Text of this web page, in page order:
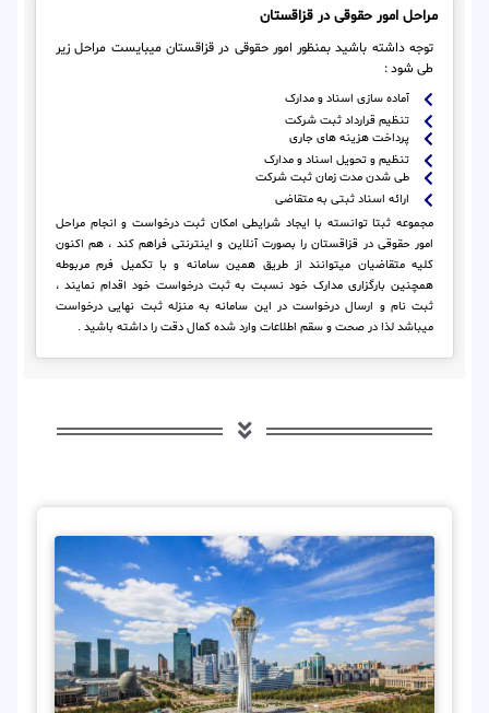
مراحل امور حقوقی در قزاقستان
توجه داشته باشید بمنظور امور حقوقی در قزاقستان میبایست مراحل زیر
طی شود :
آماده سازی اسناد و مدارک
تنظیم قرارداد ثبت شرکت
پرداخت هزینه های جاری
تنظیم و تحویل اسناد و مدارک
طی شدن مدت زمان ثبت شرکت
ارائه اسناد ثبتی به متقاضی
مجموعه ثبتا توانسته با ایجاد شرایطی امکان ثبت درخواست و انجام مراحل
امور حقوقی در قزاقستان را بصورت آنلاین و اینترنتی فراهم کند ، هم اکنون
کلیه متقاضیان میتوانند از طریق همین سامانه و با تکمیل فرم مربوطه
همچنین بارگزاری مدارک خود نسبت به ثبت درخواست خود اقدام نمایند ،
ثبت نام و ارسال درخواست در این سامانه به منزله ثبت نهایی درخواست
میباشد لذا در صحت و سقم اطلاعات وارد شده کمال دقت را داشته باشید .